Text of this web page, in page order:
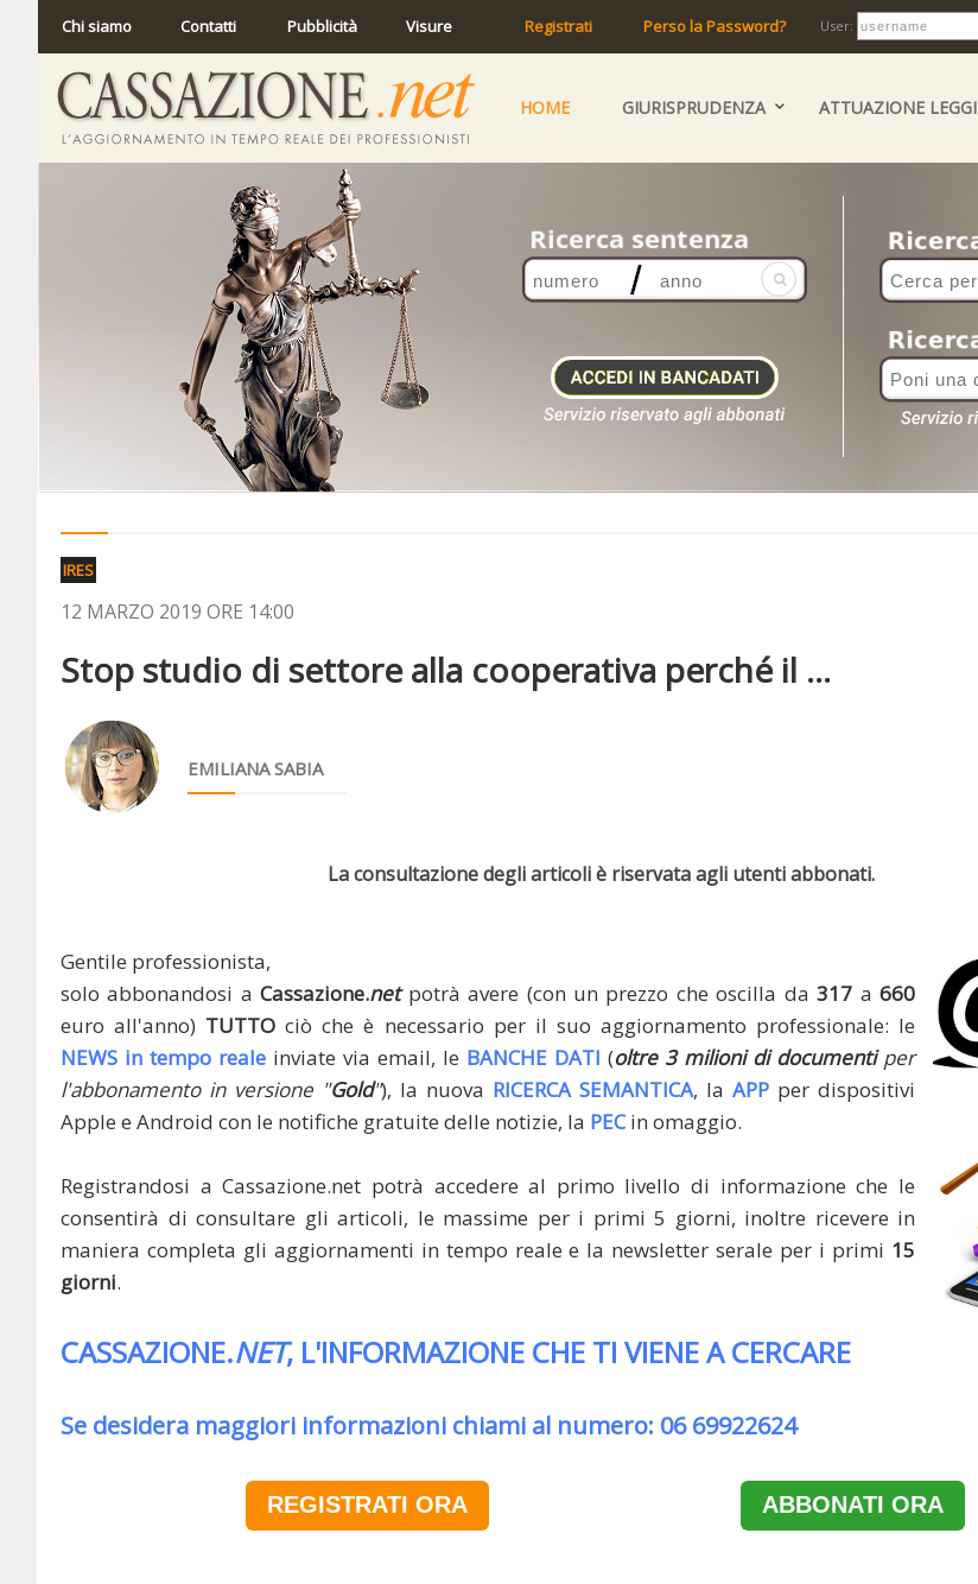
Chi siamo Contatti Pubblicità Visure Registrati Perso la Password? User:
HOME GIURISPRUDENZA ATTUAZIONE LEGGI
IRES
12 MARZO 2019 ORE 14:00
Stop studio di settore alla cooperativa perché il ...
EMILIANA SABIA
La consultazione degli articoli è riservata agli utenti abbonati.
Gentile professionista,
solo abbonandosi aCassazione.netpotrà avere (con un prezzo che oscilla da317 a660
euro all'anno) TUTTO ciò che è necessario per il suo aggiornamento professionale: le
NEWS in tempo reale inviate via email, le BANCHE DATI (oltre 3 milioni di documentiper
l'abbonamento in versione "Gold"), la nuova RICERCA SEMANTICA, la APP per dispositivi
Apple e Android con le notifiche gratuite delle notizie, la PECin omaggio.
Registrandosi a Cassazione.net potrà accedere al primo livello di informazione che le
consentirà di consultare gli articoli, le massime per i primi 5 giorni, inoltre ricevere in
maniera completa gli aggiornamenti in tempo reale e la newsletter serale per i primi 15
giorni.
CASSAZIONE.NET, L'INFORMAZIONE CHE TI VIENE A CERCARE
Se desidera maggiori informazioni chiami al numero: 06 69922624
REGISTRATI ORA ABBONATI ORA